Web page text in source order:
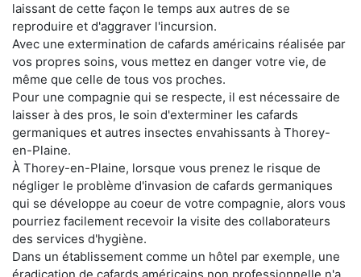
laissant de cette façon le temps aux autres de se
reproduire et d'aggraver l'incursion.
Avec une extermination de cafards américains réalisée par
vos propres soins, vous mettez en danger votre vie, de
même que celle de tous vos proches.
Pour une compagnie qui se respecte, il est nécessaire de
laisser à des pros, le soin d'exterminer les cafards
germaniques et autres insectes envahissants à Thorey-
en-Plaine.
À Thorey-en-Plaine, lorsque vous prenez le risque de
négliger le problème d'invasion de cafards germaniques
qui se développe au coeur de votre compagnie, alors vous
pourriez facilement recevoir la visite des collaborateurs
des services d'hygiène.
Dans un établissement comme un hôtel par exemple, une